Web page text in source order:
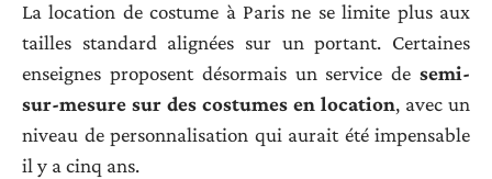
La location de costume à Paris ne se limite plus aux
tailles standard alignées sur un portant. Certaines
enseignes proposent désormais un service de semi-
sur-mesure sur des costumes en location, avec un
niveau de personnalisation qui aurait été impensable
il y a cinq ans.